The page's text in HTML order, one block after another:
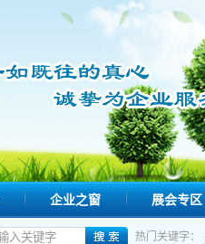
企业之窗 展会专区
热门关键字：